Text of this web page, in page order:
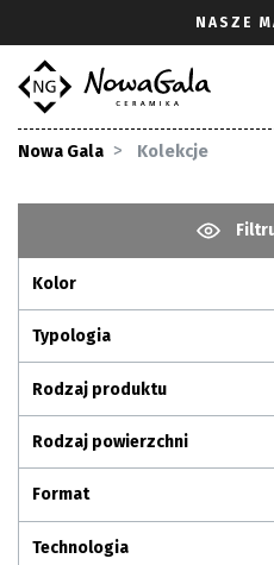
NASZE
Nowa Gala Kolekcje
Kolor
Typologia
Rodzaj produktu
Rodzaj powierzchni
Format
Technologia